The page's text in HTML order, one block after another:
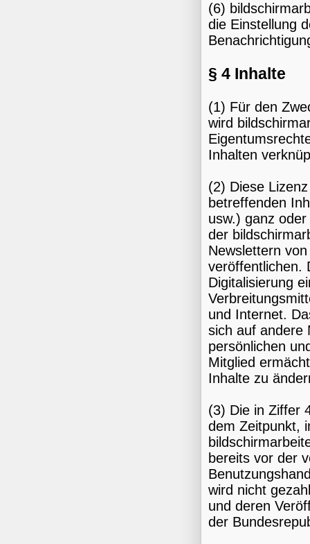
(6)
die Einstellung
§ 4 Inhalte
(1) Für den
wird
Inhalten
(2) Diese
betreffenden
usw.) ganz
der
Newslettern
veröffentlichen.
Digitalisierung
und Internet.
sich auf andere
persönlichen
Mitglied
Inhalte zu
(3) Die in Ziffer
dem Zeitpunkt,
bereits vor der
wird nicht
und deren
der